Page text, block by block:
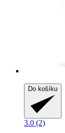
Do košíku
3.0 (2)